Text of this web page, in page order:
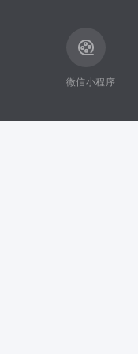
微信小程序